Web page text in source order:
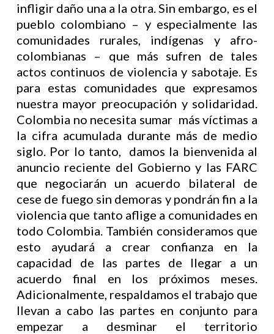
infligir daño una a la otra. Sin embargo, es el
pueblo colombiano – y especialmente las
comunidades rurales, indígenas y afro-
colombianas – que más sufren de tales
actos continuos de violencia y sabotaje. Es
para estas comunidades que expresamos
nuestra mayor preocupación y solidaridad.
Colombia no necesita sumar más víctimas a
la cifra acumulada durante más de medio
siglo. Por lo tanto, damos la bienvenida al
anuncio reciente del Gobierno y las FARC
que negociarán un acuerdo bilateral de
cese de fuego sin demoras y pondrán fin a la
violencia que tanto aflige a comunidades en
todo Colombia. También consideramos que
esto ayudará a crear confianza en la
capacidad de las partes de llegar a un
acuerdo final en los próximos meses.
Adicionalmente, respaldamos el trabajo que
llevan a cabo las partes en conjunto para
empezar a desminar el territorio